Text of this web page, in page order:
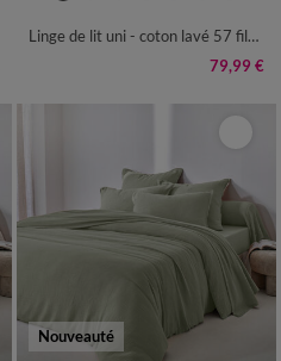
Linge de lit uni - coton lavé 57 fils/cm²
79,99 €
Nouveauté